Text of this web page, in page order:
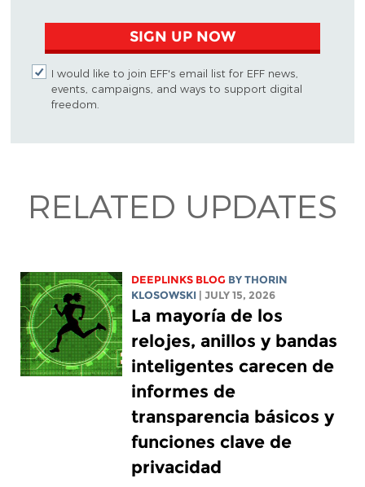
SIGN UP NOW
I would like to join EFF's email list for EFF news,
events, campaigns, and ways to support digital
freedom.
RELATED UPDATES
DEEPLINKS BLOG BYTHORIN
KLOSOWSKI
| JULY 15, 2026
La mayoría de los
relojes, anillos y bandas
inteligentes carecen de
informes de
transparencia básicos y
funciones clave de
privacidad